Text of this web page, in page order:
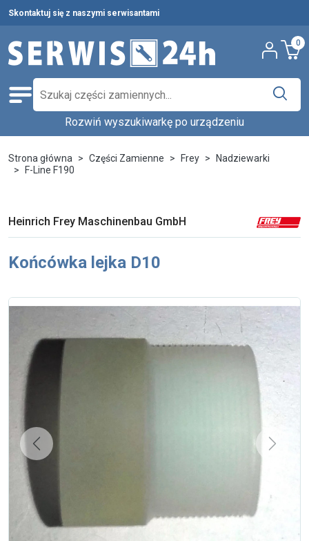
Skontaktuj się z naszymi serwisantami
0
Części zamienne
Pełna oferta
Ostatnie sztuki
Serwis urządzeń
Status naprawy
Ostrzenie narzędzi
Producenci
Najpopularniejsi
Dowiedz się więcej
Aktualności i porady
aby znaleźć części w katalogu.
Rozwiń wyszukiwarkę po urządzeniu
Strona główna Części Zamienne Frey
Nadziewarki
F-Line F190
Heinrich Frey Maschinenbau GmbH
Końcówka lejka D10
Previous Next